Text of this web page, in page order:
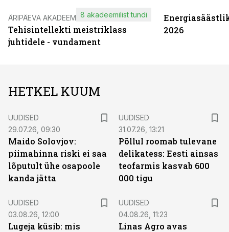
ÄRIPÄEVA AKADEEMIA
Tehisintellekti meistriklass
juhtidele - vundament
8 akadeemilist tundi
2026
HETKEL KUUM
UUDISED
29.07.26, 09:30
Maido Solovjov:
piimahinna riski ei saa
lõputult ühe osapoole
kanda jätta
UUDISED
31.07.26, 13:21
Põllul roomab tulevane
delikatess: Eesti ainsas
teofarmis kasvab 600
000 tigu
UUDISED
03.08.26, 12:00
Lugeja küsib: mis
UUDISED
04.08.26, 11:23
Linas Agro avas